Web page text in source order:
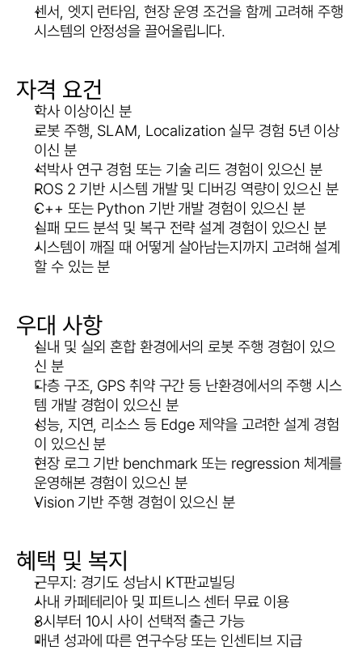
센서, 엣지 런타임, 현장 운영 조건을 함께 고려해 주행
시스템의 안정성을 끌어올립니다.
자격 요건
학사 이상이신 분
로봇 주행, SLAM, Localization 실무 경험 5년 이상
이신 분
석박사 연구 경험 또는 기술 리드 경험이 있으신 분
ROS 2 기반 시스템 개발 및 디버깅 역량이 있으신 분
C++ 또는 Python 기반 개발 경험이 있으신 분
실패 모드 분석 및 복구 전략 설계 경험이 있으신 분
시스템이 깨질 때 어떻게 살아남는지까지 고려해 설계
할 수 있는 분
우대 사항
실내 및 실외 혼합 환경에서의 로봇 주행 경험이 있으
신 분
다층 구조, GPS 취약 구간 등 난환경에서의 주행 시스
템 개발 경험이 있으신 분
성능, 지연, 리소스 등 Edge 제약을 고려한 설계 경험
이 있으신 분
현장 로그 기반 benchmark 또는 regression 체계를
운영해본 경험이 있으신 분
Vision 기반 주행 경험이 있으신 분
혜택 및 복지
근무지: 경기도 성남시 KT판교빌딩
사내 카페테리아 및 피트니스 센터 무료 이용
8시부터 10시 사이 선택적 출근 가능
매년 성과에 따른 연구수당 또는 인센티브 지급